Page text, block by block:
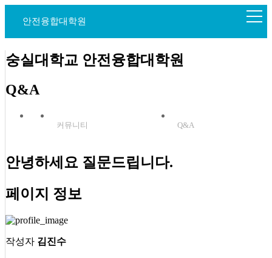
안전융합대학원
숭실대학교 안전융합대학원
Q&A
커뮤니티 Q&A
안녕하세요 질문드립니다.
페이지 정보
작성자 김진수